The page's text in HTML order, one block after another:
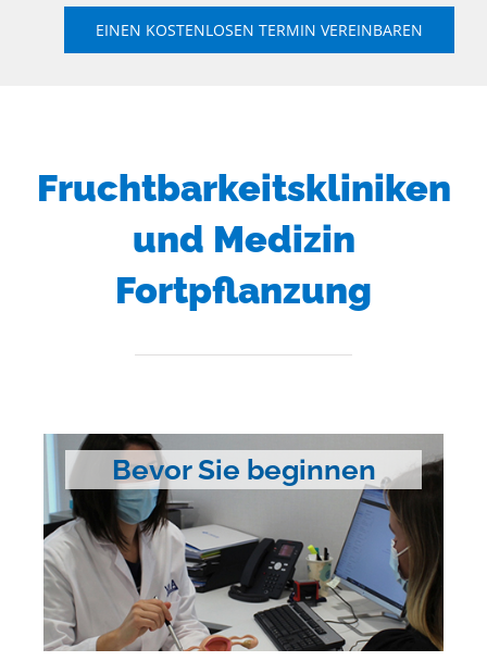
EINEN KOSTENLOSEN TERMIN VEREINBAREN
Fruchtbarkeitskliniken
und Medizin
Fortpflanzung
Bevor Sie beginnen